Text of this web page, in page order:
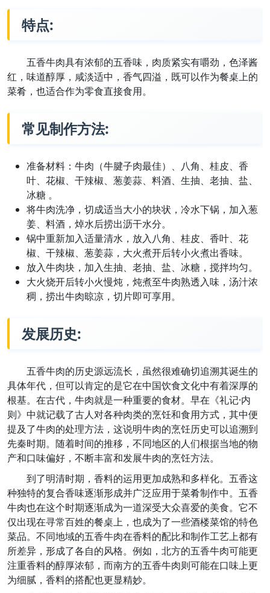
特点:
五香牛肉具有浓郁的五香味，肉质紧实有嚼劲，色泽酱
红，味道醇厚，咸淡适中，香气四溢，既可以作为餐桌上的
菜肴，也适合作为零食直接食用。
常见制作方法:
准备材料：牛肉（牛腱子肉最佳）、八角、桂皮、香
叶、花椒、干辣椒、葱姜蒜、料酒、生抽、老抽、盐、
冰糖 。
将牛肉洗净，切成适当大小的块状，冷水下锅，加入葱
姜、料酒，焯水后捞出沥干水分。
锅中重新加入适量清水，放入八角、桂皮、香叶、花
椒、干辣椒、葱姜蒜，大火煮开后转小火煮出香味。
放入牛肉块，加入生抽、老抽、盐、冰糖，搅拌均匀。
大火烧开后转小火慢炖，炖煮至牛肉熟透入味，汤汁浓
稠，捞出牛肉晾凉，切片即可享用。
发展历史:
五香牛肉的历史源远流长，虽然很难确切追溯其诞生的
具体年代，但可以肯定的是它在中国饮食文化中有着深厚的
根基。在古代，牛肉就是一种重要的食材。早在《礼记·内
则》中就记载了古人对各种肉类的烹饪和食用方式，其中便
提及了牛肉的处理方法，这说明牛肉的烹饪历史可以追溯到
先秦时期。随着时间的推移，不同地区的人们根据当地的物
产和口味偏好，不断丰富和发展牛肉的烹饪方法。
到了明清时期，香料的运用更加成熟和多样化。五香这
种独特的复合香味逐渐形成并广泛应用于菜肴制作中。五香
牛肉也在这个时期逐渐成为一道深受大众喜爱的美食。它不
仅出现在寻常百姓的餐桌上，也成为了一些酒楼菜馆的特色
菜品。不同地域的五香牛肉在香料的配比和制作工艺上都有
所差异，形成了各自的风格。例如，北方的五香牛肉可能更
注重香料的醇厚浓郁，而南方的五香牛肉则可能在口味上更
为细腻，香料的搭配也更显精妙。